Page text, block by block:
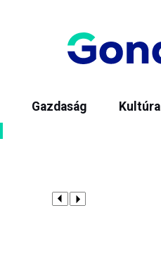
Gazdaság Kultúra